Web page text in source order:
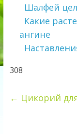
Шалфей
Какие
ангине
308
← Цикорий